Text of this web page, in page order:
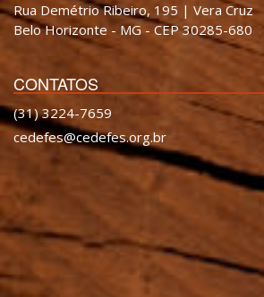
Rua Demétrio Ribeiro, 195 | Vera Cruz
Belo Horizonte - MG - CEP 30285-680
CONTATOS
(31) 3224-7659
cedefes@cedefes.org.br